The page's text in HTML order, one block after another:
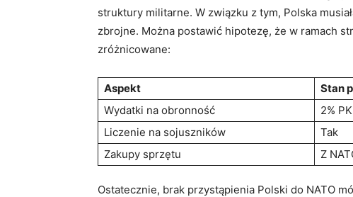
⁢struktury militarne. W związku z tym, Polska
zbrojne. Można postawić⁣ hipotezę, że w ⁣ramach
zróżnicowane:
Aspekt Stan⁣
Wydatki na obronność
2%‌
Liczenie na sojuszników
Tak
Zakupy ⁢sprzętu
Z
Ostatecznie, brak przystąpienia Polski do NATO